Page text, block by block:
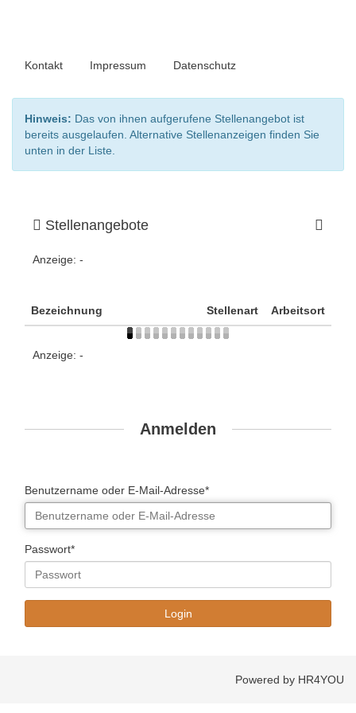
Kontakt Impressum Datenschutz
Hinweis: Das von ihnen aufgerufene Stellenangebot ist
bereits ausgelaufen. Alternative Stellenanzeigen finden Sie
unten in der Liste.
Stellenangebote
Anzeige: -
Bezeichnung Stellenart Arbeitsort
Anzeige: -
Anmelden
Benutzername oder E-Mail-Adresse*
Passwort*
Powered by HR4YOU